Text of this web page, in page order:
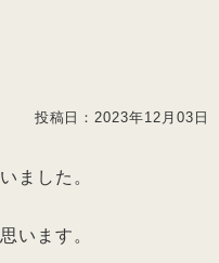
投稿日：2023年12月03日
ました。
います。